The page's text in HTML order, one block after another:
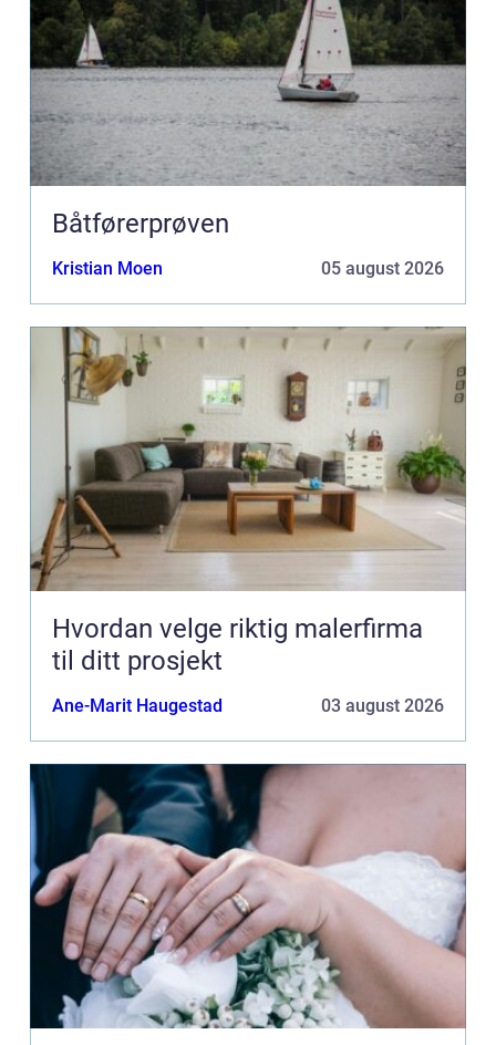
Båtførerprøven
Kristian Moen 05 august 2026
Hvordan velge riktig malerfirma
til ditt prosjekt
Ane-Marit Haugestad 03 august 2026